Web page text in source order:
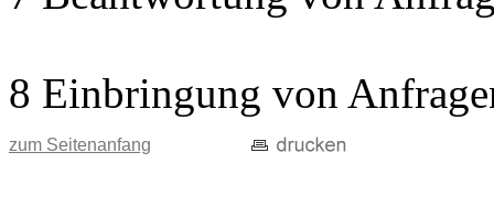
8 Einbringung von
zum Seitenanfang